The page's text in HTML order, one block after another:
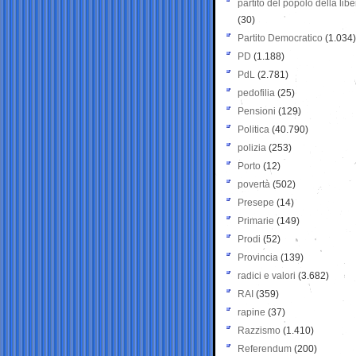
partito del popolo della
(30)
Partito Democratico (1.034)
PD (1.188)
PdL (2.781)
pedofilia (25)
Pensioni (129)
Politica (40.790)
polizia (253)
Porto (12)
povertà (502)
Presepe (14)
Primarie (149)
Prodi (52)
Provincia (139)
radici e valori (3.682)
RAI (359)
rapine (37)
Razzismo (1.410)
Referendum (200)